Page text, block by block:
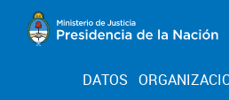
DATOS